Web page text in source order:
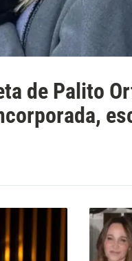
de Palito